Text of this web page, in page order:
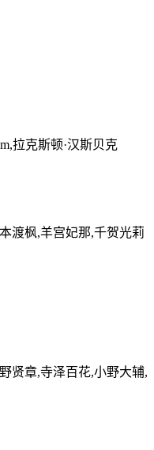
拉克斯顿·汉斯贝克
渡枫,羊宫妃那,千贺光莉
贤章,寺泽百花,小野大辅,